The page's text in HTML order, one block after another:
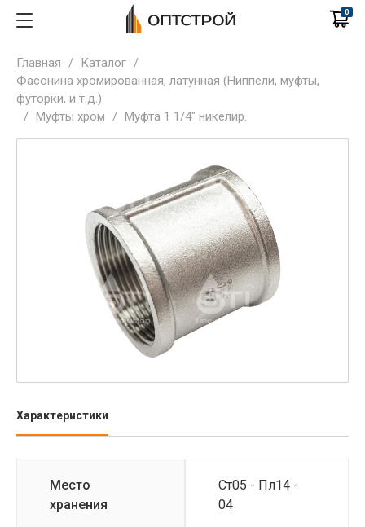
0
Главная / Каталог /
Фасонина хромированная, латунная (Ниппели, муфты,
футорки, и т.д.)
/ Муфты хром / Муфта 1 1/4" никелир.
Характеристики
Место
хранения
Ст05 - Пл14 -
04